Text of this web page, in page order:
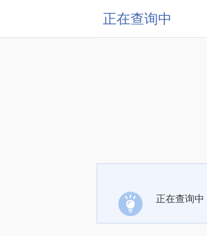
正在查询中
正在查询中